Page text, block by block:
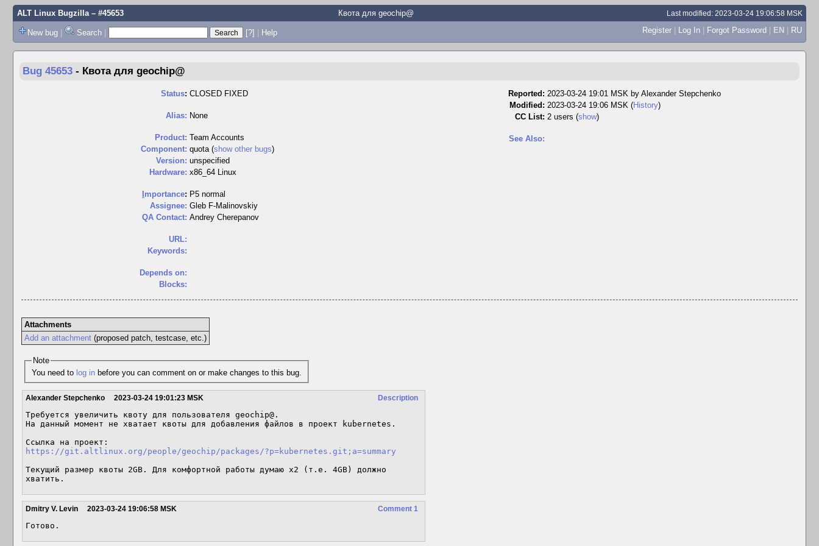
ALT Linux Bugzilla– #45653 Квота для geochip@ Last modified: 2023-03-24 19:06:58 MSK
New bug | Search | [?] | Help Register | Log In | Forgot Password | EN | RU
Bug 45653 - Квота для geochip@
Status: CLOSED FIXED
Alias: None
Product: Team Accounts
Component: quota (show other bugs)
Version: unspecified
Hardware: x86_64 Linux
mportance: P5 normal
Assignee: Gleb F-Malinovskiy
QA Contact: Andrey Cherepanov
URL:
Keywords:
Depends on:
Blocks:
Reported: 2023-03-24 19:01 MSK by Alexander Stepchenko
Modified: 2023-03-24 19:06 MSK (History)
CC List: 2 users (show)
See Also:
Attachments
Add an attachment(proposed patch, testcase, etc.)
Note
You need to log in before you can comment on or make changes to this bug.
Description
Alexander Stepchenko 2023-03-24 19:01:23 MSK
Требуется увеличить квоту для пользователя geochip@.
На данный момент не хватает квоты для добавления файлов в проект kubernetes.
https://git.altlinux.org/people/geochip/packages/?p=kubernetes.git;a=summary
Текущий размер квоты 2GB. Для комфортной работы думаю x2 (т.е. 4GB) должно
хватить.
Comment 1
Dmitry V. Levin 2023-03-24 19:06:58 MSK
Готово.